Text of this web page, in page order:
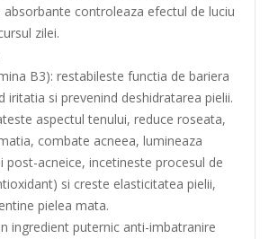
absorbante controleaza efectul de luciu
zilei.
B3): restabileste functia de bariera
iritatia si prevenind deshidratarea pielii.
aspectul tenului, reduce roseata,
combate acneea, lumineaza
post-acneice, incetineste procesul de
si creste elasticitatea pielii,
pielea mata.
ingredient puternic anti-imbatranire